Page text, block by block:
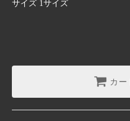
サイズ 1サイズ
カー